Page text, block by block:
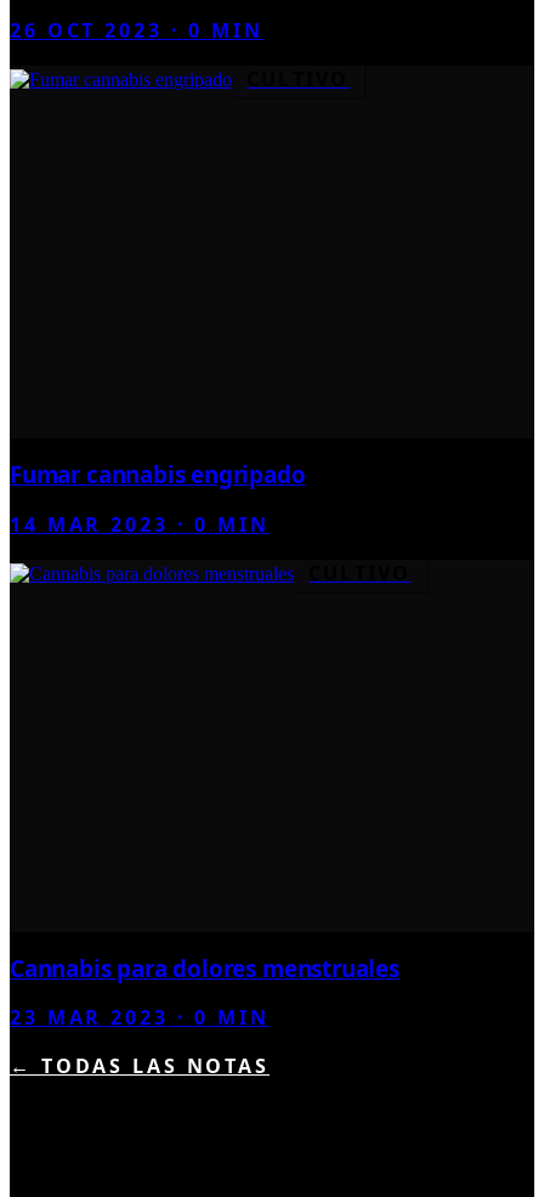
26 OCT 2023 ·0 MIN
Fumar cannabis engripado
14 MAR 2023 ·0 MIN
Cannabis para dolores menstruales
23 MAR 2023 ·0 MIN
← TODAS LAS NOTAS